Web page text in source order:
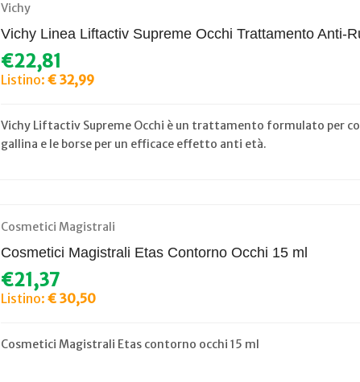
Vichy
Vichy Linea Liftactiv Supreme Occhi Trattamento Anti-
€22,81
Listino: € 32,99
Vichy Liftactiv Supreme Occhi è un trattamento formulato per
gallina e le borse per un efficace effetto anti età.
Cosmetici Magistrali
Cosmetici Magistrali Etas Contorno Occhi 15 ml
€21,37
Listino: € 30,50
Cosmetici Magistrali Etas contorno occhi 15 ml